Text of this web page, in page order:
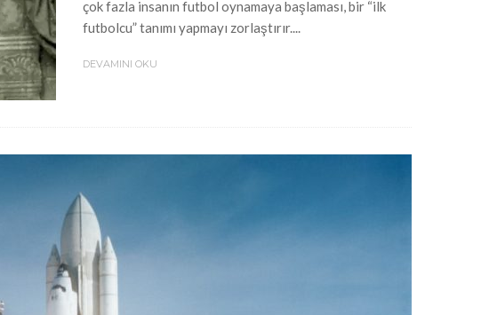
çok fazla insanın futbol oynamaya başlaması, bir “ilk
futbolcu” tanımı yapmayı zorlaştırır....
DEVAMINI OKU